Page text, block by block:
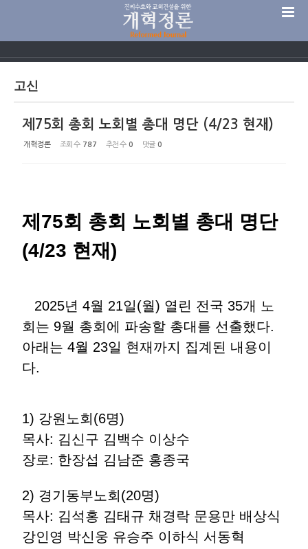
고신
제75회 총회 노회별 총대 명단 (4/23 현재)
개혁정론 조회 수 787 추천 수 0 댓글 0
제75회 총회 노회별 총대 명단
(4/23 현재)
2025년 4월 21일(월) 열린 전국 35개 노
회는 9월 총회에 파송할 총대를 선출했다.
아래는 4월 23일 현재까지 집계된 내용이
다.
1) 강원노회(6명)
목사: 김신구 김백수 이상수
장로: 한장섭 김남준 홍종국
2) 경기동부노회(20명)
목사: 김석홍 김태규 채경락 문용만 배상식
강인영 박신웅 유승주 이하식 서동혁
Sketchbook5, 스케치북5
Sketchbook5, 스케치북5